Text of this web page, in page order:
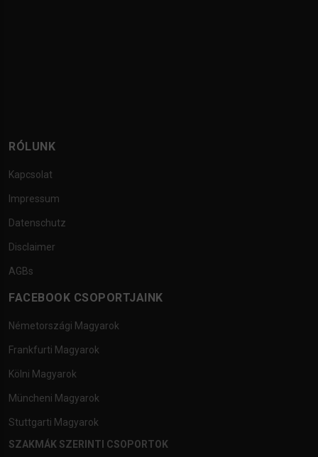
RÓLUNK
Kapcsolat
Impressum
Datenschutz
Disclaimer
AGBs
FACEBOOK CSOPORTJAINK
Németországi Magyarok
Frankfurti Magyarok
Kölni Magyarok
Müncheni Magyarok
Stuttgarti Magyarok
SZAKMÁK SZERINTI CSOPORTOK